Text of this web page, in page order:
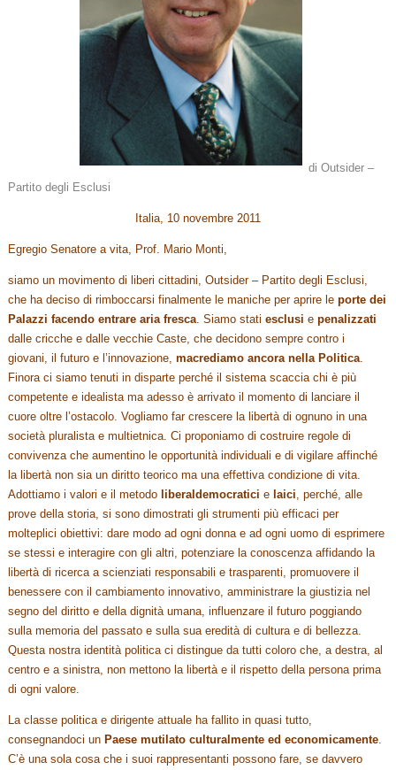
di Outsider –
Partito degli Esclusi
Italia, 10 novembre 2011
Egregio Senatore a vita, Prof. Mario Monti,
siamo un movimento di liberi cittadini, Outsider – Partito degli Esclusi,
che ha deciso di rimboccarsi finalmente le maniche per aprire leporte dei
Palazzi facendo entrare aria fresca. Siamo statiesclusi epenalizzati
dalle cricche e dalle vecchie Caste, che decidono sempre contro i
giovani, il futuro e l’innovazione,macrediamo ancora nella Politica.
Finora ci siamo tenuti in disparte perché il sistema scaccia chi è più
competente e idealista ma adesso è arrivato il momento di lanciare il
cuore oltre l’ostacolo. Vogliamo far crescere la libertà di ognuno in una
società pluralista e multietnica. Ci proponiamo di costruire regole di
convivenza che aumentino le opportunità individuali e di vigilare affinché
la libertà non sia un diritto teorico ma una effettiva condizione di vita.
Adottiamo i valori e il metodo liberaldemocratici e laici, perché, alle
prove della storia, si sono dimostrati gli strumenti più efficaci per
molteplici obiettivi: dare modo ad ogni donna e ad ogni uomo di esprimere
se stessi e interagire con gli altri, potenziare la conoscenza affidando la
libertà di ricerca a scienziati responsabili e trasparenti, promuovere il
benessere con il cambiamento innovativo, amministrare la giustizia nel
segno del diritto e della dignità umana, influenzare il futuro poggiando
sulla memoria del passato e sulla sua eredità di cultura e di bellezza.
Questa nostra identità politica ci distingue da tutti coloro che, a destra, al
centro e a sinistra, non mettono la libertà e il rispetto della persona prima
di ogni valore.
La classe politica e dirigente attuale ha fallito in quasi tutto,
consegnandoci un Paese mutilato culturalmente ed economicamente.
C’è una sola cosa che i suoi rappresentanti possono fare, se davvero